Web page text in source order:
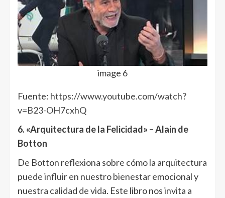
image 6
Fuente: https://www.youtube.com/watch?
v=B23-OH7cxhQ
6. «Arquitectura de la Felicidad» – Alain de
Botton
De Botton reflexiona sobre cómo la arquitectura
puede influir en nuestro bienestar emocional y
nuestra calidad de vida. Este libro nos invita a